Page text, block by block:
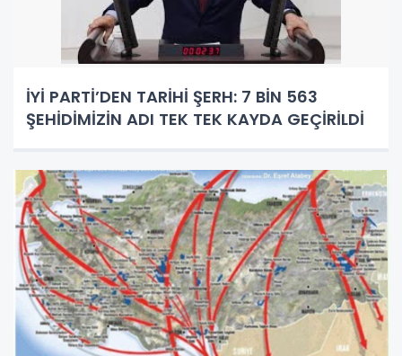
İYİ PARTİ’DEN TARİHİ ŞERH: 7 BİN 563
ŞEHİDİMİZİN ADI TEK TEK KAYDA GEÇİRİLDİ